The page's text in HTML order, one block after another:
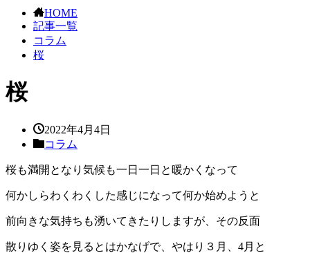
HOME
記事一覧
コラム
桜
桜
2022年4月4日
コラム
桜も満開となり気候も一日一日と暖かくなって
何かしらわくわくした感じになって何か始めようと
前向きな気持ちも湧いてきたりしますが、その反面
散りゆく姿を見るとはかなげで、やはり３月、4月と